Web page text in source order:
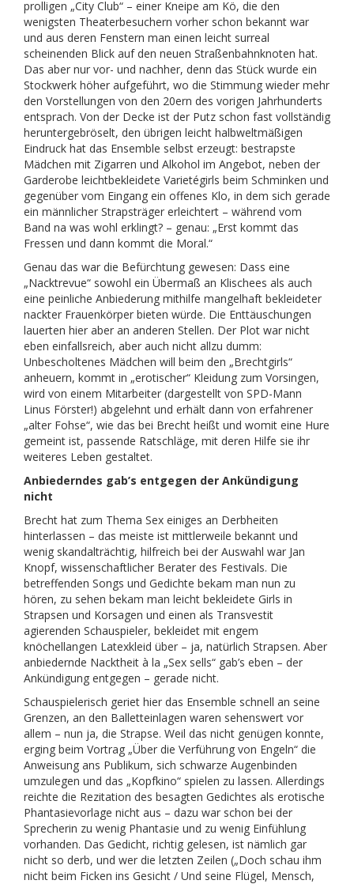
prolligen „City Club“ – einer Kneipe am Kö, die den
wenigsten Theaterbesuchern vorher schon bekannt war
und aus deren Fenstern man einen leicht surreal
scheinenden Blick auf den neuen Straßenbahnknoten hat.
Das aber nur vor- und nachher, denn das Stück wurde ein
Stockwerk höher aufgeführt, wo die Stimmung wieder mehr
den Vorstellungen von den 20ern des vorigen Jahrhunderts
entsprach. Von der Decke ist der Putz schon fast vollständig
heruntergebröselt, den übrigen leicht halbweltmäßigen
Eindruck hat das Ensemble selbst erzeugt: bestrapste
Mädchen mit Zigarren und Alkohol im Angebot, neben der
Garderobe leichtbekleidete Varietégirls beim Schminken und
gegenüber vom Eingang ein offenes Klo, in dem sich gerade
ein männlicher Strapsträger erleichtert – während vom
Band na was wohl erklingt? – genau: „Erst kommt das
Fressen und dann kommt die Moral.“
Genau das war die Befürchtung gewesen: Dass eine
„Nacktrevue“ sowohl ein Übermaß an Klischees als auch
eine peinliche Anbiederung mithilfe mangelhaft bekleideter
nack­ter Frauenkörper bieten würde. Die Enttäuschungen
lauerten hier aber an anderen Stellen. Der Plot war nicht
eben einfallsreich, aber auch nicht allzu dumm:
Unbescholtenes Mädchen will beim den „Brechtgirls“
anheuern, kommt in „erotischer“ Kleidung zum Vorsingen,
wird von einem Mitarbeiter (dargestellt von SPD-Mann
Linus Förster!) abgelehnt und erhält dann von erfahrener
„alter Fohse“, wie das bei Brecht heißt und womit eine Hure
gemeint ist, passende Ratschläge, mit deren Hilfe sie ihr
weiteres Leben gestaltet.
Anbiederndes gab’s entgegen der Ankündigung
nicht
Brecht hat zum Thema Sex einiges an Derbheiten
hinterlassen – das meiste ist mittlerweile bekannt und
wenig skandalträchtig, hilfreich bei der Auswahl war Jan
Knopf, wissenschaftlicher Berater des Festivals. Die
betreffenden Songs und Gedichte bekam man nun zu
hören, zu sehen bekam man leicht bekleidete Girls in
Strapsen und Korsagen und einen als Transvestit
agierenden Schauspieler, bekleidet mit engem
knöchellangen Latexkleid über – ja, natürlich Strapsen. Aber
anbiedernde Nacktheit à la „Sex sells“ gab’s eben – der
Ankündigung entgegen – gerade nicht.
Schauspielerisch geriet hier das Ensemble schnell an seine
Grenzen, an den Balletteinlagen waren sehenswert vor
allem – nun ja, die Strapse. Weil das nicht genügen konnte,
erging beim Vortrag „Über die Verführung von Engeln“ die
Anweisung ans Publikum, sich schwarze Augenbinden
umzulegen und das „Kopfkino“ spielen zu lassen. Allerdings
reichte die Rezitation des besagten Gedichtes als erotische
Phantasievorlage nicht aus – dazu war schon bei der
Sprecherin zu wenig Phantasie und zu wenig Einfühlung
vorhanden. Das Gedicht, richtig gelesen, ist nämlich gar
nicht so derb, und wer die letzten Zeilen („Doch schau ihm
nicht beim Ficken ins Gesicht / Und seine Flügel, Mensch,